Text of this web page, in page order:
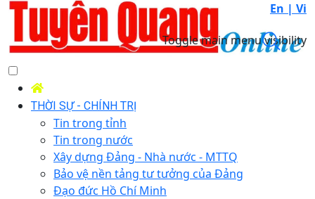
En | Vi
Toggle main menu visibility
THỜI SỰ - CHÍNH TRỊ
Tin trong tỉnh
Tin trong nước
Xây dựng Đảng - Nhà nước - MTTQ
Bảo vệ nền tảng tư tưởng của Đảng
Đạo đức Hồ Chí Minh